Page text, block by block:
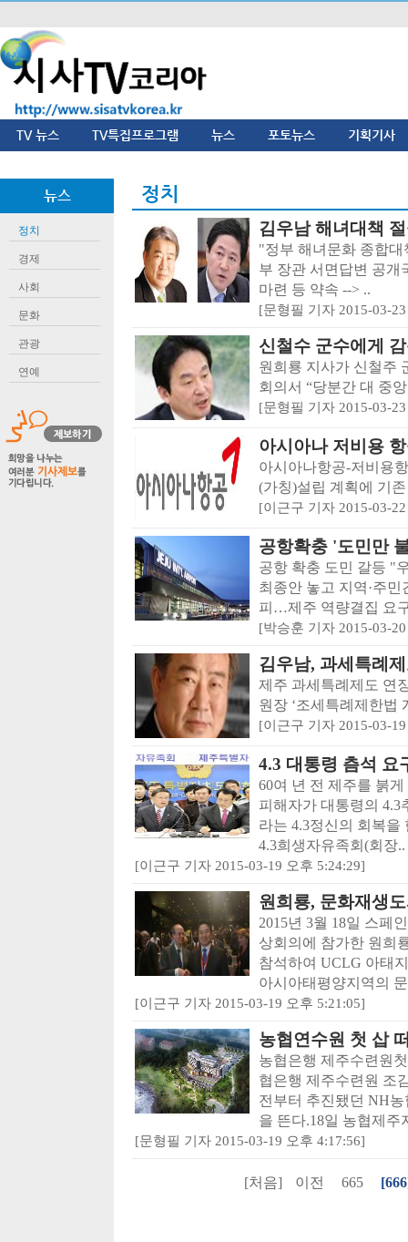
TV 뉴스 TV특집프로그램 뉴스 포토뉴스 기획기사
뉴스
정치
경제
사회
문화
관광
연예
정치
김우남 해녀대책
"정부 해녀문화 종합
부 장관 서면답변 공개
마련 등 약속 --> ..
[문형필 기자 2015-03-
신철수 군수에게
원희룡 지사가 신철주
회의서 “당분간 대 중
[문형필 기자 2015-03-
아시아나 저비용
아시아나항공-저비용
(가칭)설립 계획에 기
[이근구 기자 2015-03-
공항확충 '도민만
공항 확충 도민 갈등 "
최종안 놓고 지역·주
피…제주 역량결집 요
[박승훈 기자 2015-03-
김우남, 과세특례
제주 과세특례제도 연
원장 ‘조세특례제한법
[이근구 기자 2015-03-
4.3 대통령 츰석 요
60여 년 전 제주를 붉
피해자가 대통령의
라는 4.3정신의 회복
4.3희생자유족회(회장..
[이근구 기자 2015-03-19 오후 5:24:29]
원희룡, 문화재생
2015년 3월 18일 스페
상회의에 참가한 원희
참석하여 UCLG 아태
아시아태평양지역의
[이근구 기자 2015-03-19 오후 5:21:05]
농협연수원 첫 삽
농협은행 제주수련원
협은행 제주수련원 조
전부터 추진됐던 NH
을 뜬다.18일 농협제주
[문형필 기자 2015-03-19 오후 4:17:56]
[처음] 이전 665